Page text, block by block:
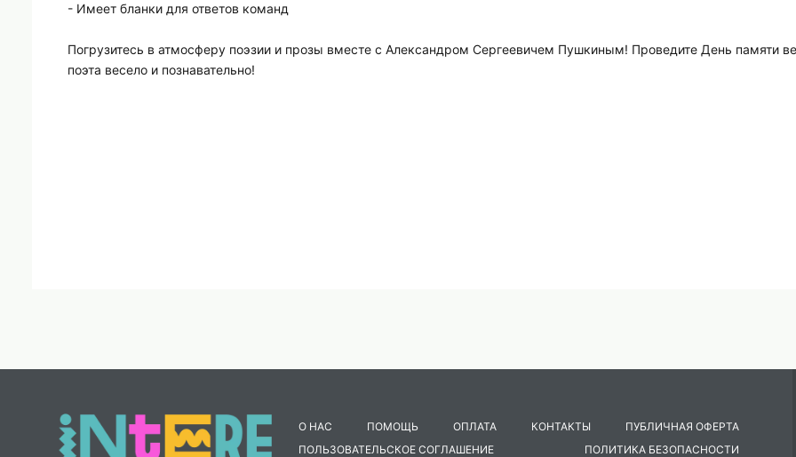
- Имеет бланки для ответов команд
Погрузитесь в атмосферу поэзии и прозы вместе с Александром Сергеевичем Пушкиным! Проведите День памяти
поэта весело и познавательно!
О НАС ПОМОЩЬ ОПЛАТА КОНТАКТЫ
ПУБЛИЧНАЯ ОФЕРТА
ПОЛЬЗОВАТЕЛЬСКОЕ СОГЛАШЕНИЕ
ПОЛИТИКА БЕЗОПАСНОСТИ